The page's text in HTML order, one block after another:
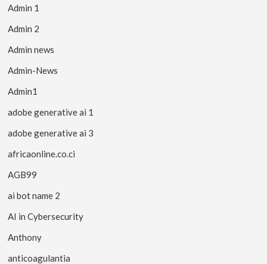
Admin 1
Admin 2
Admin news
Admin-News
Admin1
adobe generative ai 1
adobe generative ai 3
africaonline.co.ci
AGB99
ai bot name 2
AI in Cybersecurity
Anthony
anticoagulantia